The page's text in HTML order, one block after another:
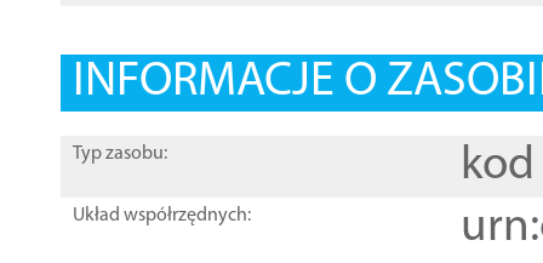
INFORMACJE O
Typ zasobu: kod
Układ współrzędnych: